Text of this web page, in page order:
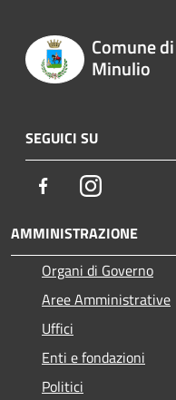
Comune
Minulio
SEGUICI SU
FacebookInstagram
AMMINISTRAZIONE
Organi di Governo
Aree Amministrative
Uffici
Enti e fondazioni
Politici